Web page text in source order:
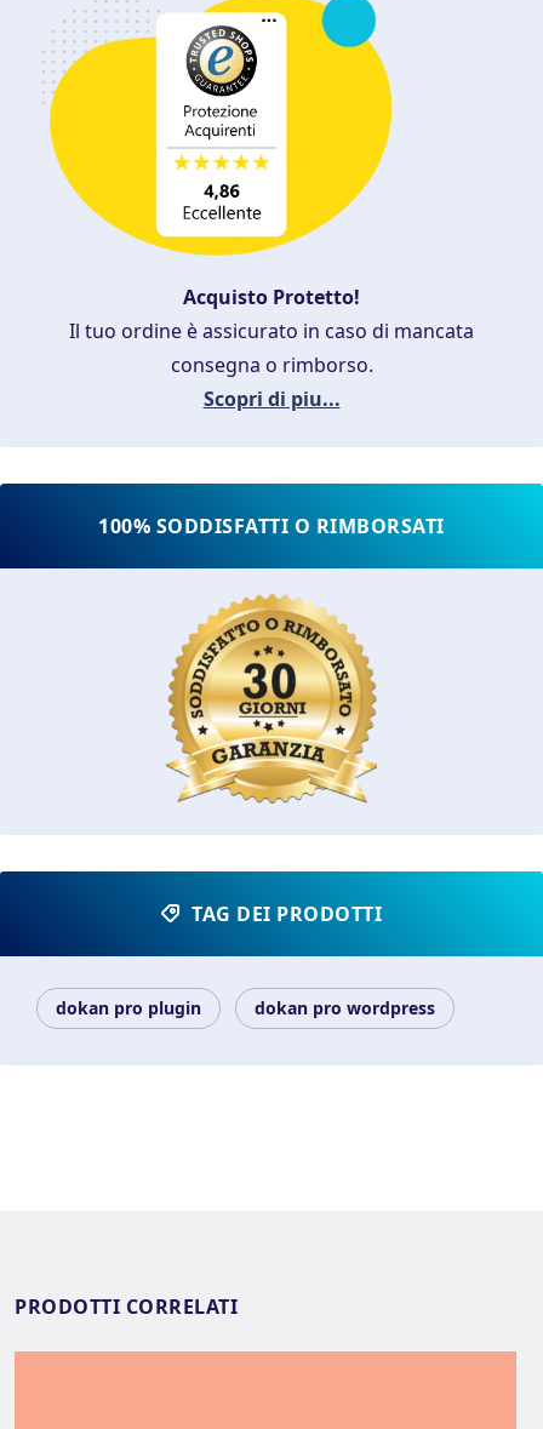
Acquisto Protetto!
Il tuo ordine è assicurato in caso di mancata
consegna o rimborso.
Scopri di piu...
100% SODDISFATTI O RIMBORSATI
TAG DEI PRODOTTI
dokan pro plugin dokan pro wordpress
PRODOTTI CORRELATI